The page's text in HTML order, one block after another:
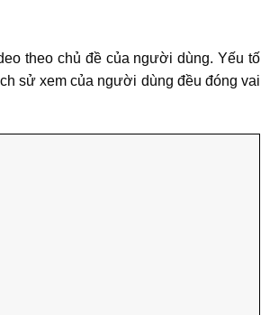
theo chủ đề của người dùng. Yếu tố
sử xem của người dùng đều đóng vai